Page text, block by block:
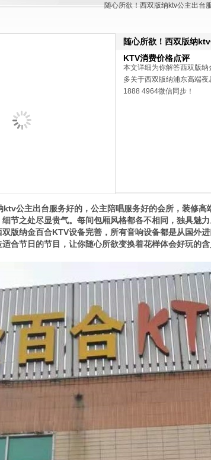
随心所欲！西双版纳ktv公主出台
随心所欲！西双版纳
KTV消费价格点评
本文详细为你解答西双版
多关于西双版纳浦东高端
1888 4964微信同步！
公主出台服务好的，公主陪唱服务好的会所，装修高
节之处尽显贵气。每间包厢风格都各不相同，独具魅
版纳金百合KTV设备完善，所有音响设备都是从国外
合节日的节目，让你随心所欲变换着花样体会好玩的含